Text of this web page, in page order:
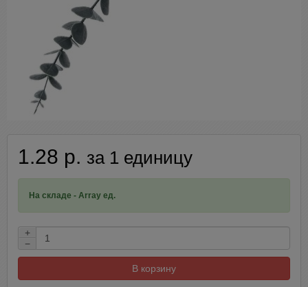
1.28 р. за 1 единицу
На складе - Array ед.
+
−
В корзину